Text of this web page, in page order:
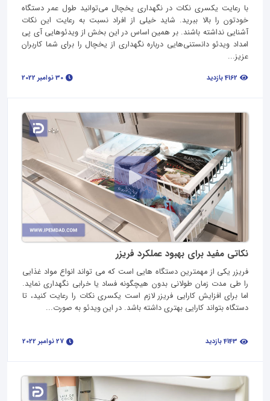
با رعایت یکسری نکات در نگهداری یخچال می‌توانید طول عمر دستگاه
خودتون را بالا ببرید. شاید خیلی از افراد نسبت به رعایت این نکات
آشنایی نداشته باشند. بر همین اساس در این بخش از ویدئوهایی آی پی
امداد ویدئو دانستنی‌هایی درباره نگهداری از یخچال را برای شما کاربران
عزیز...
نکاتی مفید برای بهبود عملکرد فریزر
فریزر یکی از مهمترین دستگاه هایی است که می تواند انواع مواد غذایی
را طی مدت زمان طولانی بدون هیچگونه فساد یا خرابی نگهداری نماید.
اما برای افزایش کارایی فریزر لازم است یکسری نکات را رعایت کنید، تا
دستگاه بتواند کارایی بهتری داشته باشد. در این ویدئو به صورت...